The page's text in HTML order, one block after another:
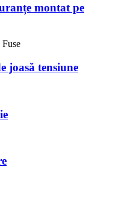
montat pe
joasă tensiune